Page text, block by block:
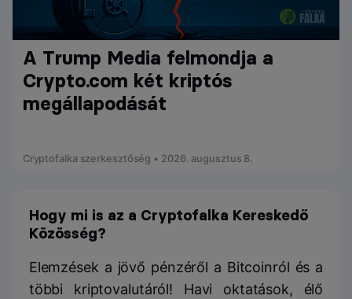
A Trump Media felmondja a
Crypto.com két kriptós
megállapodását
Cryptofalka szerkesztőség • 2026. augusztus 8.
Hogy mi is az a Cryptofalka Kereskedő
Közösség?
Elemzések a jövő pénzéről a Bitcoinról és a
többi kriptovalutáról! Havi oktatások, élő